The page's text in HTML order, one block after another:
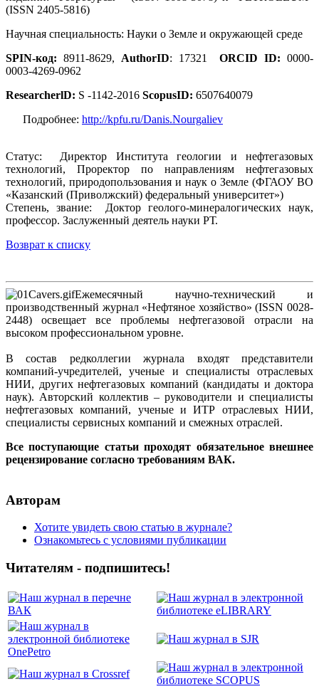
(ISSN 2405-5816)
Научная специальность: Науки о Земле и окружающей среде
SPIN-код: 8911-8629, AuthorID: 17321ORCID ID: 0000-
0003-4269-0962
ResearcherlD: S -1142-2016 ScopusID: 6507640079
Подробнее: http://kpfu.ru/Danis.Nourgaliev
Статус: Директор Института геологии и нефтегазовых
технологий, Проректор по направлениям нефтегазовых
технологий, природопользования и наук о Земле (ФГАОУ ВО
«Казанский (Приволжский) федеральный университет»)
Cтепень, звание: Доктор геолого-минералогических наук,
профессор. Заслуженный деятель науки РТ.
Возврат к списку
Ежемесячный научно-технический и
производственный журнал «Нефтяное хозяйство» (ISSN 0028-
2448) освещает все проблемы нефтегазовой отрасли на
высоком профессиональном уровне.
В состав редколлегии журнала входят представители
компаний-учредителей, ученые и специалисты отраслевых
НИИ, других нефтегазовых компаний (кандидаты и доктора
наук). Авторский коллектив – руководители и специалисты
нефтегазовых компаний, ученые и ИТР отраслевых НИИ,
специалисты сервисных компаний и смежных отраслей.
Все поступающие статьи проходят обязательное внешнее
рецензирование согласно требованиям ВАК.
Авторам
Хотите увидеть свою статью в журнале?
Ознакомьтесь с условиями публикации
Читателям - подпишитесь!